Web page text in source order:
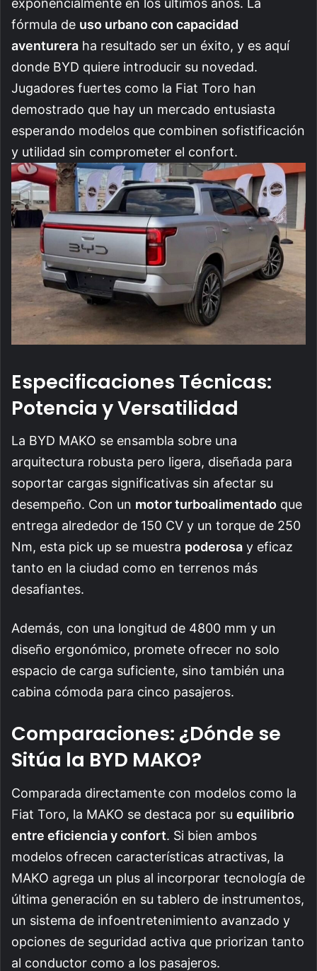
exponencialmente en los últimos años. La
fórmula de uso urbano con capacidad
aventurera ha resultado ser un éxito, y es aquí
donde BYD quiere introducir su novedad.
Jugadores fuertes como la Fiat Toro han
demostrado que hay un mercado entusiasta
esperando modelos que combinen sofistificación
y utilidad sin comprometer el confort.
Especificaciones Técnicas:
Potencia y Versatilidad
La BYD MAKO se ensambla sobre una
arquitectura robusta pero ligera, diseñada para
soportar cargas significativas sin afectar su
desempeño. Con un motor turboalimentado que
entrega alrededor de 150 CV y un torque de 250
Nm, esta pick up se muestra poderosa y eficaz
tanto en la ciudad como en terrenos más
desafiantes.
Además, con una longitud de 4800 mm y un
diseño ergonómico, promete ofrecer no solo
espacio de carga suficiente, sino también una
cabina cómoda para cinco pasajeros.
Comparaciones: ¿Dónde se
Sitúa la BYD MAKO?
Comparada directamente con modelos como la
Fiat Toro, la MAKO se destaca por su equilibrio
entre eficiencia y confort. Si bien ambos
modelos ofrecen características atractivas, la
MAKO agrega un plus al incorporar tecnología de
última generación en su tablero de instrumentos,
un sistema de infoentretenimiento avanzado y
opciones de seguridad activa que priorizan tanto
al conductor como a los pasajeros.